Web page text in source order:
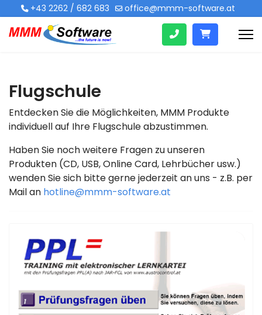
+43 2262 / 682 683 office@mmm-software.at
Flugschule
Entdecken Sie die Möglichkeiten, MMM Produkte
individuell auf Ihre Flugschule abzustimmen.
Haben Sie noch weitere Fragen zu unseren
Produkten (CD, USB, Online Card, Lehrbücher usw.)
wenden Sie sich bitte gerne jederzeit an uns - z.B. per
Mail an hotline@mmm-software.at